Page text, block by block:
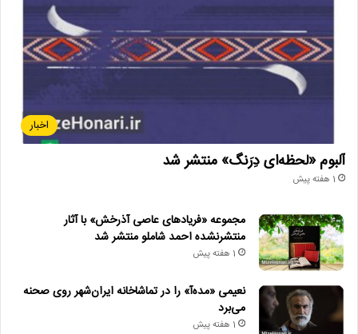
اخبار
آلبوم «لحظه‌ای دِرَنگ» منتشر شد
1 هفته پیش
مجموعه «فریادهای عاصی آذرخش» با آثار
منتشرنشده احمد شاملو منتشر شد
1 هفته پیش
نعیمی «مده‌آ» را در تماشاخانه ایران‌شهر روی صحنه
می‌برد
1 هفته پیش